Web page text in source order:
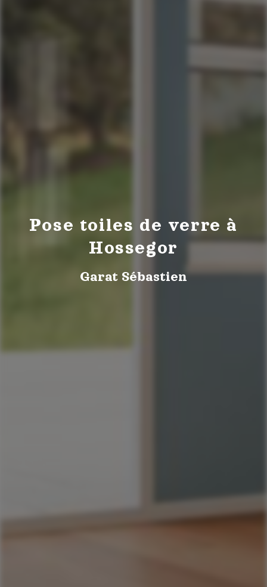
Pose toiles de verre à
Hossegor
Garat Sébastien